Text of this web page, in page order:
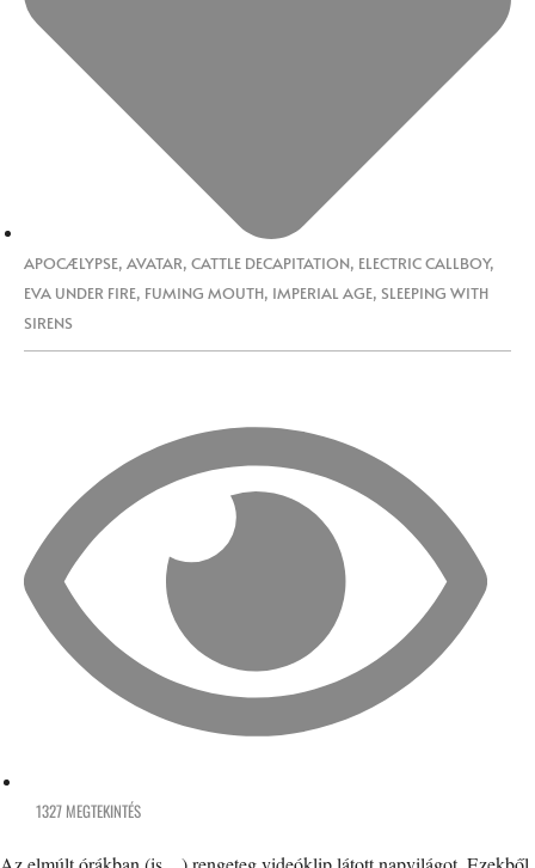
APOCÆLYPSE, AVATAR, CATTLE DECAPITATION, ELECTRIC CALLBOY,
EVA UNDER FIRE, FUMING MOUTH, IMPERIAL AGE, SLEEPING WITH
SIRENS
1327 MEGTEKINTÉS